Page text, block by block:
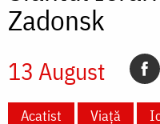
Zadonsk
13 August
Acatist Viață